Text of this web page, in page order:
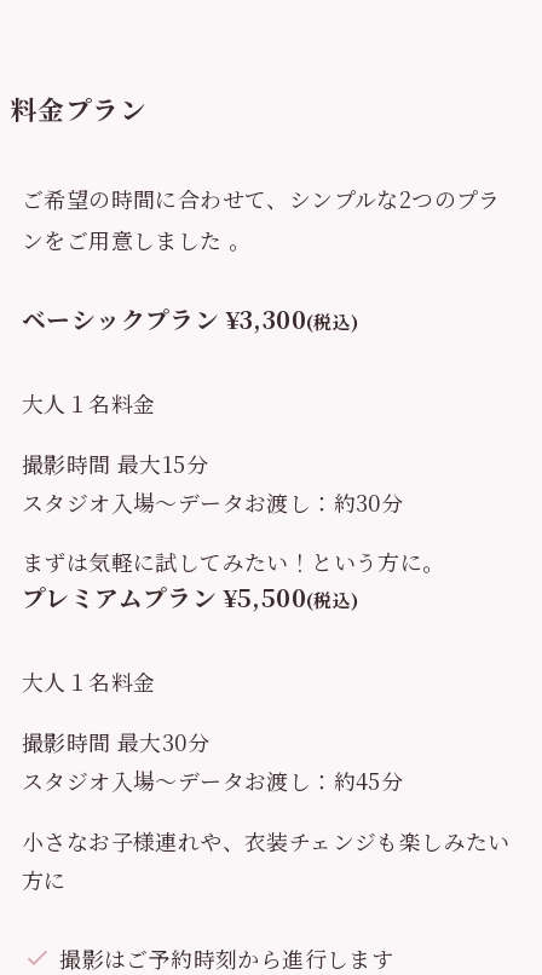
料金プラン
ご希望の時間に合わせて、シンプルな2つのプラ
ンをご用意しました 。
ベーシックプラン ¥3,300(税込)
大人１名料金
撮影時間 最大15分
スタジオ入場〜データお渡し：約30分
まずは気軽に試してみたい！という方に。
プレミアムプラン ¥5,500(税込)
大人１名料金
撮影時間 最大30分
スタジオ入場〜データお渡し：約45分
小さなお子様連れや、衣装チェンジも楽しみたい
方に
撮影はご予約時刻から進行します